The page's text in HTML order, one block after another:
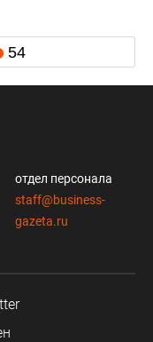
54
отдел персонала
staff@business-
gazeta.ru